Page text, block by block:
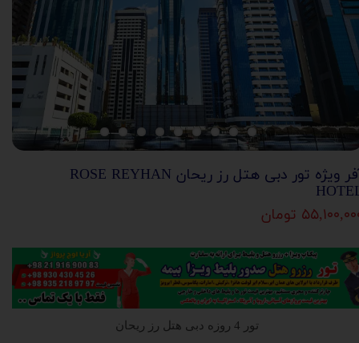
آفر ویژه تور دبی هتل رز ریحان ROSE REYHAN
تومان
تور 4 روزه دبی هتل رز ریحان